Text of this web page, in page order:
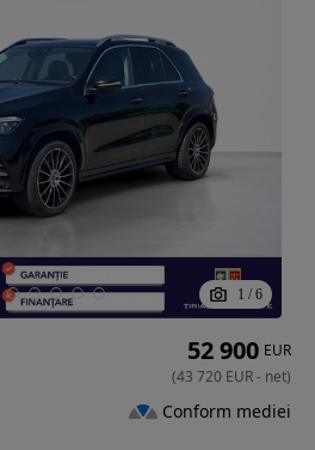
1 / 6
52 900 EUR
(43 720 EUR- net)
Conform mediei